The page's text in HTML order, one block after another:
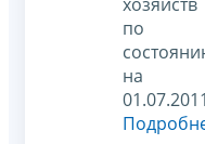
по
на
01.07.2011